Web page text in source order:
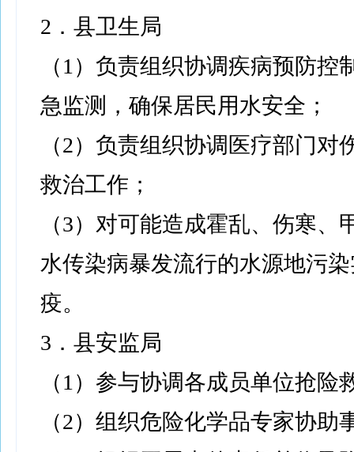
2．县卫生局
（1）负责组织协调疾病预防控
急监测，确保居民用水安全；
（2）负责组织协调医疗部门对
救治工作；
（3）对可能造成霍乱、伤寒、
水传染病暴发流行的水源地污
疫。
3．县安监局
（1）参与协调各成员单位抢险
（2）组织危险化学品专家协助